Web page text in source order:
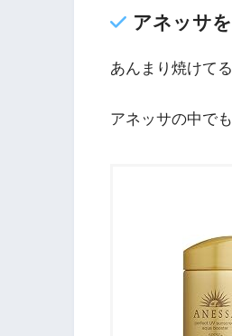
アネッサ
あんまり焼けて
アネッサの中で